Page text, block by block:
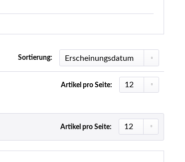
Sortierung:
Artikel pro Seite:
Artikel pro Seite: